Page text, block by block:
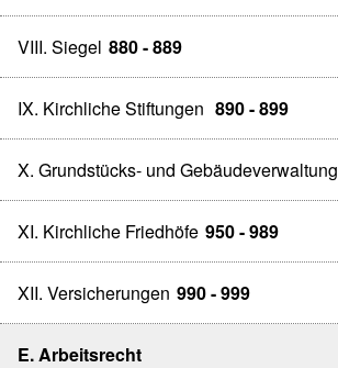
VIII. Siegel 880 - 889
IX. Kirchliche Stiftungen 890 - 899
X. Grundstücks- und Gebäudeverwaltung
XI. Kirchliche Friedhöfe 950 - 989
XII. Versicherungen 990 - 999
E. Arbeitsrecht